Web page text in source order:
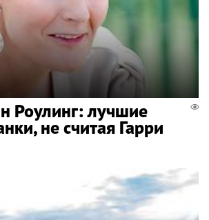
Роулинг: лучшие
не считая Гарри